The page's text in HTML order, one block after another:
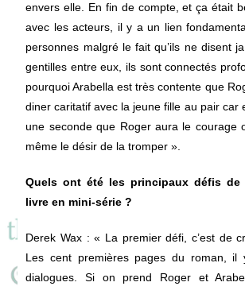
envers elle. En fin de compte, et ça était
avec les acteurs, il y a un lien
personnes malgré le fait qu’ils ne disent
gentilles entre eux, ils sont connectés
pourquoi Arabella est très contente que
diner caritatif avec la jeune fille au pair car
une seconde que Roger aura le courage
même le désir de la tromper ».
Quels ont été les principaux défis de
livre en mini-série ?
Derek Wax : « La premier défi, c’est de
Les cent premières pages du roman,
dialogues. Si on prend Roger et